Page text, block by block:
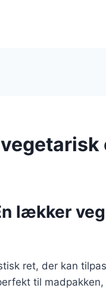
lækker
ret, der kan
til